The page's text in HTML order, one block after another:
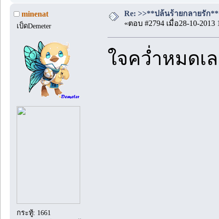
minenat
เป็ดDemeter
กระทู้: 1661
Re: >>**ปล้นร้ายกลายรัก
«ตอบ #2794 เมื่อ28-10-2013
ใจคว่ำหมด